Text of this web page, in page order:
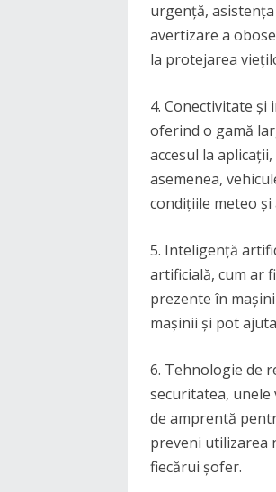
urgență,
avertizare a
la protejarea
4. Conectivitate și
oferind o gamă
accesul la
asemenea,
condițiile meteo
5. Inteligență
artificială, cum ar
prezente în
mașinii și pot
6. Tehnologie de
securitatea,
de amprentă
preveni utilizarea
fiecărui șofer.